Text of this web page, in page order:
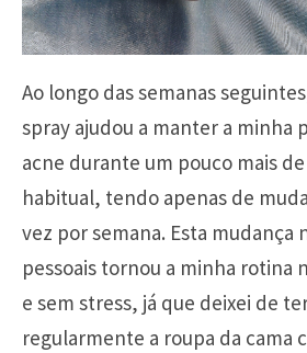
Ao longo das semanas
spray ajudou a manter a minha
acne durante um pouco mais
habitual, tendo apenas de
vez por semana. Esta mudança
pessoais tornou a minha rotina
e sem stress, já que deixei de
regularmente a roupa da cama